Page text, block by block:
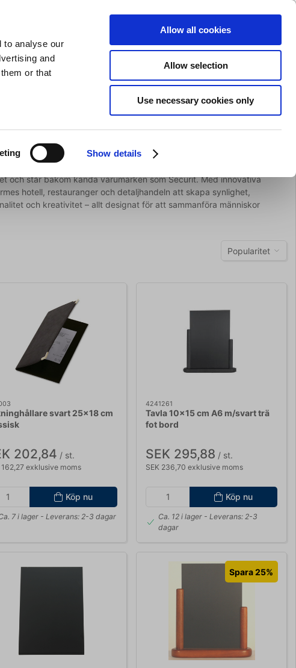
to analyse our
and
or that
Show details
Allow all cookies
Allow selection
Use necessary cookies only
Kundvagn (0)
Restaurangkläder Erbjurdanden Brands
och står bakom kända varumärken som Securit. Med innovativa
hotell, restauranger och detaljhandeln att skapa synlighet,
och kreativitet – allt designat för att sammanföra människor
Popularitet
svart 25x18 cm
202,84 / st.
162,27 exklusive moms
Köp nu
7 i lager - Leverans: 2-3 dagar
4241261
Tavla 10x15 cm A6 m/svart trä
fot bord
SEK 295,88 / st.
SEK 236,70 exklusive moms
Köp nu
Ca. 12 i lager- Leverans: 2-3
dagar
Spara 25%